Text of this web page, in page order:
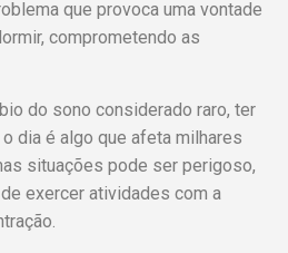
que provoca uma vontade
comprometendo as
do sono considerado raro, ter
dia é algo que afeta milhares
situações pode ser perigoso,
exercer atividades com a